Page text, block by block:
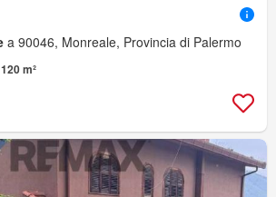
a 90046, Monreale, Provincia di Palermo
120 m²